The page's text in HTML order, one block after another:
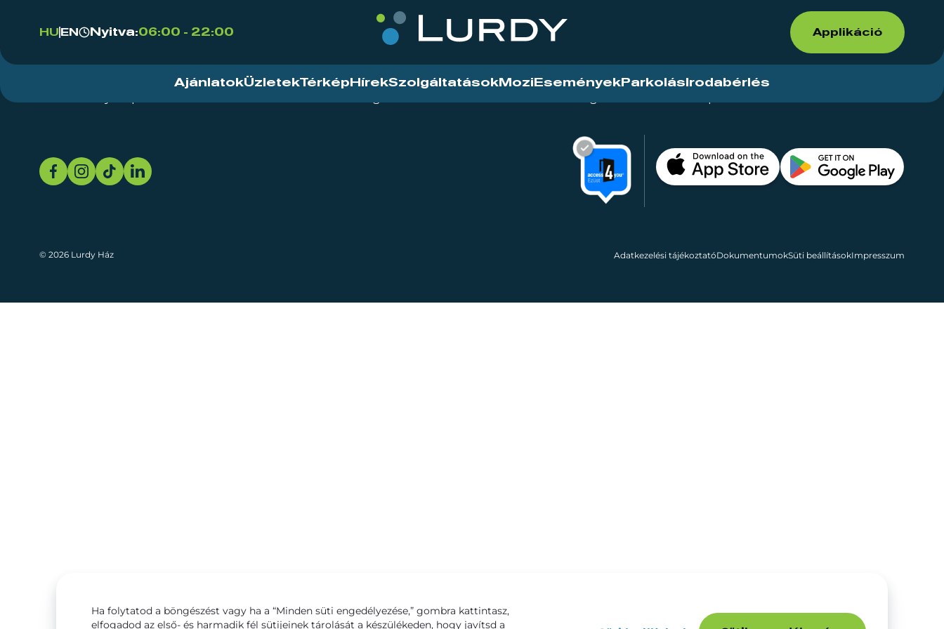
HU EN Nyitva:06:00 - 22:00 Applikáció
AjánlatokÜzletekTérkép HírekSzolgáltatások Mozi Események Parkolás Irodabérlés
© 2026 Lurdy Ház Adatkezelési tájékoztatóDokumentumokSüti beállításokImpresszum
Ha folytatod a böngészést vagy ha a “Minden süti engedélyezése,” gombra kattintasz,
elfogadod az első- és harmadik fél sütijeinek tárolását a készülékeden, hogy javítsd a